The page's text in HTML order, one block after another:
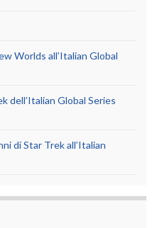
Worlds all’Italian Global
dell’Italian Global Series
di Star Trek all’Italian